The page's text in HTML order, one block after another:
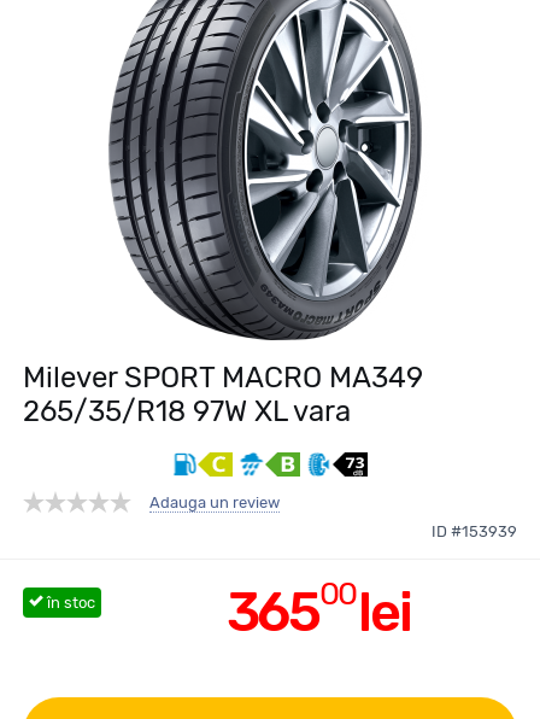
Milever SPORT MACRO MA349
265/35/R18 97W XL vara
Adauga un review
ID #153939
36500lei
în stoc